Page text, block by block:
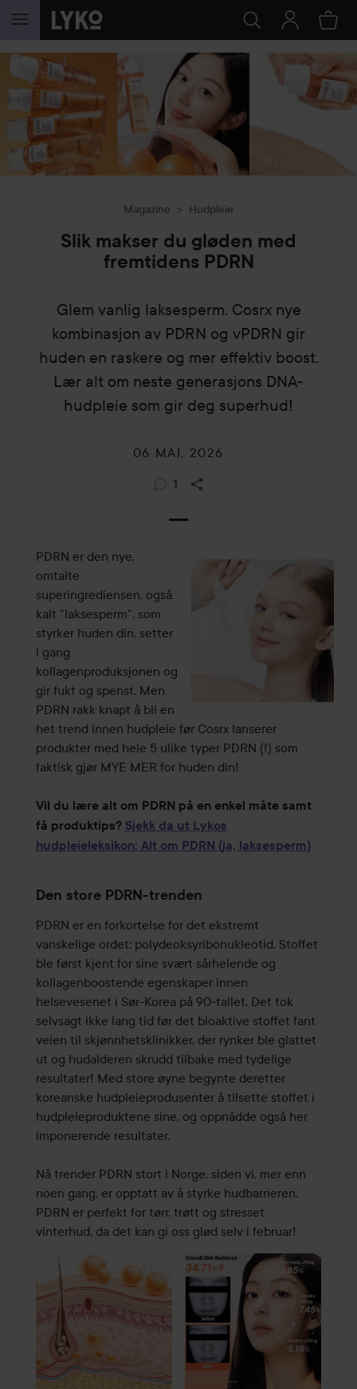
GÅ TIL INNHOLD
Magazine Hudpleie
Slik makser du gløden med
fremtidens PDRN
Glem vanlig laksesperm. Cosrx nye
kombinasjon av PDRN og vPDRN gir
huden en raskere og mer effektiv boost.
Lær alt om neste generasjons DNA-
hudpleie som gir deg superhud!
06 MAI, 2026
1
PDRN er den nye,
omtalte
superingrediensen, også
kalt "laksesperm", som
styrker huden din, setter
i gang
kollagenproduksjonen og
gir fukt og spenst. Men
PDRN rakk knapt å bli en
het trend innen hudpleie før Cosrx lanserer
produkter med hele 5 ulike typer PDRN (!) som
faktisk gjør MYE MER for huden din!
Vil du lære alt om PDRN på en enkel måte samt
få produktips? Sjekk da ut Lykos
hudpleieleksikon: Alt om PDRN (ja, laksesperm)
Den store PDRN-trenden
PDRN er en forkortelse for det ekstremt
vanskelige ordet: polydeoksyribonukleotid. Stoffet
ble først kjent for sine svært sårhelende og
kollagenboostende egenskaper innen
helsevesenet i Sør-Korea på 90-tallet. Det tok
selvsagt ikke lang tid før det bioaktive stoffet fant
veien til skjønnhetsklinikker, der rynker ble glattet
ut og hudalderen skrudd tilbake med tydelige
resultater! Med store øyne begynte deretter
koreanske hudpleieprodusenter å tilsette stoffet i
hudpleieproduktene sine, og oppnådde også her
imponerende resultater.
Nå trender PDRN stort i Norge, siden vi, mer enn
noen gang, er opptatt av å styrke hudbarrieren.
PDRN er perfekt for tørr, trøtt og stresset
vinterhud, da det kan gi oss glød selv i februar!